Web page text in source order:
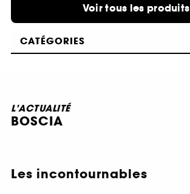
Voir tous les produits
CATÉGORIES
L'ACTUALITÉ
BOSCIA
Les incontournables